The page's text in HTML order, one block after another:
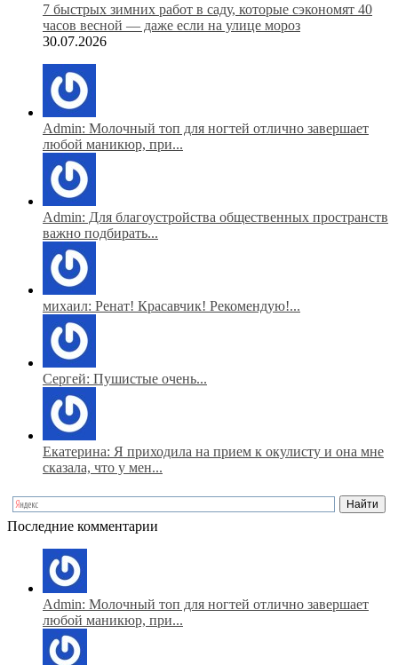
7 быстрых зимних работ в саду, которые сэкономят 40
часов весной — даже если на улице мороз
30.07.2026
Admin: Молочный топ для ногтей отлично завершает
любой маникюр, при...
Admin: Для благоустройства общественных пространств
важно подбирать...
михаил: Ренат! Красавчик! Рекомендую!...
Сергей: Пушистые очень...
Екатерина: Я приходила на прием к окулисту и она мне
сказала, что у мен...
Последние комментарии
Admin: Молочный топ для ногтей отлично завершает
любой маникюр, при...